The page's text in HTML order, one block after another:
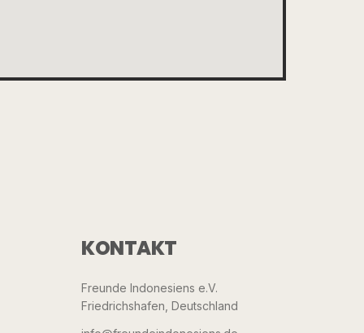
KONTAKT
Freunde Indonesiens e.V.
Friedrichshafen, Deutschland